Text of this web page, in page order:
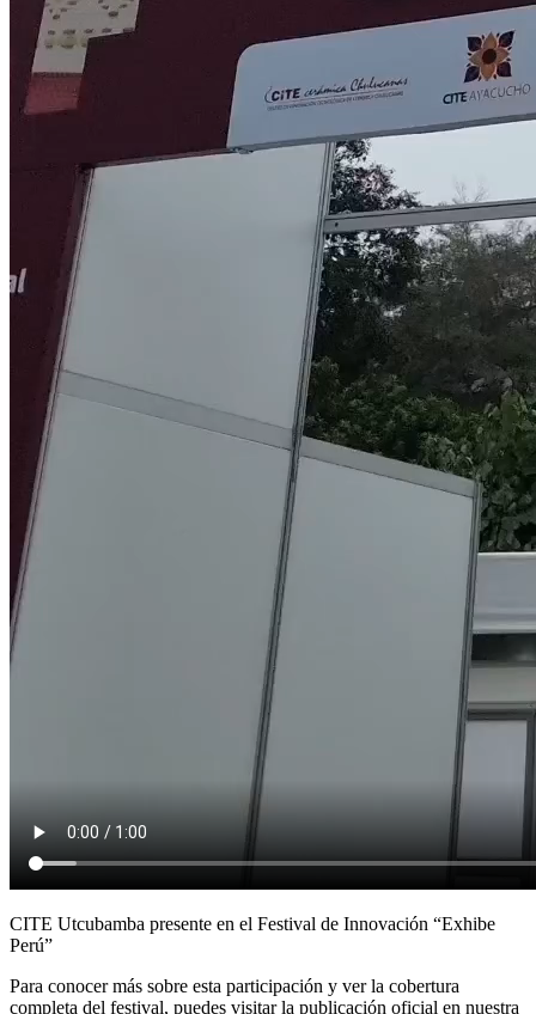
CITE Utcubamba presente en el Festival de Innovación “Exhibe
Perú”
Para conocer más sobre esta participación y ver la cobertura
completa del festival, puedes visitar la publicación oficial en nuestra